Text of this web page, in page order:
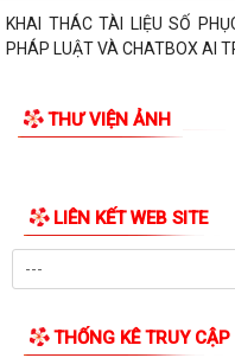
CHỦ ĐỘNG PHÒNG, CHỐNG
Nghị quyết Về di dời cư dân
xây dựng lại chung cư cũ,...
Nghị quyết Sửa đổi, bổ sung